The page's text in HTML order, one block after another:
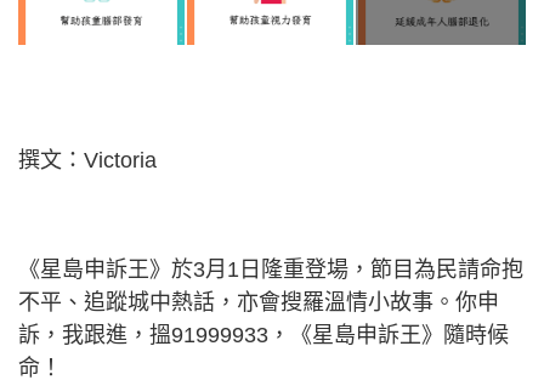
撰文：Victoria
《星島申訴王》於3月1日隆重登場，節目為民請命抱
不平、追蹤城中熱話，亦會搜羅溫情小故事。你申
訴，我跟進，搵91999933，《星島申訴王》隨時候
命！